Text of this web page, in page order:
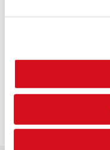
Logga in med hjälp